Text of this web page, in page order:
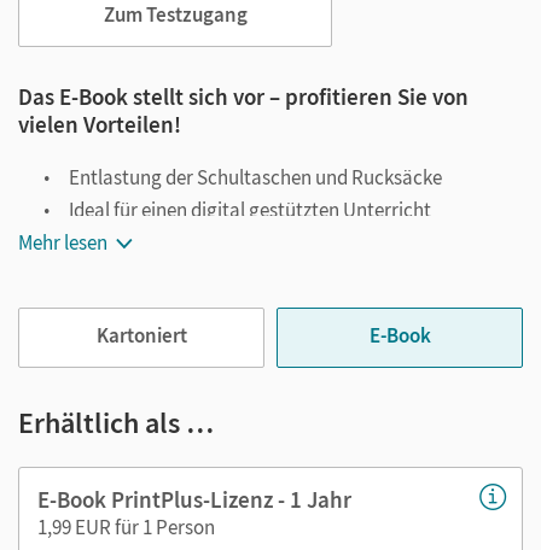
Zum Testzugang
Das E-Book stellt sich vor – profitieren Sie von
vielen Vorteilen!
Entlastung der Schultaschen und Rucksäcke
Ideal für einen digital gestützten Unterricht
Notiz- und Markierungsmöglichkeit
Viele digitale Funktionen unterstützen das Lehren und
Lernen:
Notizen erstellen
Lesezeichen hinzufügen
Mehr lesen
Kartoniert E-Book
Erhältlich als …
E-Book PrintPlus-Lizenz - 1 Jahr
1,99 EUR für 1 Person